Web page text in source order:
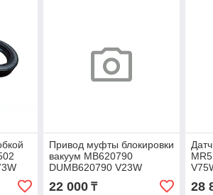
Привод муфты блокировки
вакуум MB620790
DUMB620790 V23W
22 000₸ 28